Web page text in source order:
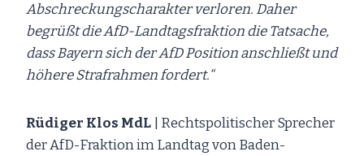
Abschreckungscharakter verloren. Daher
begrüßt die AfD-Landtagsfraktion die Tatsache,
dass Bayern sich der AfD Position anschließt und
höhere Strafrahmen fordert.“
Rüdiger Klos MdL
| Rechtspolitischer Sprecher
der AfD-Fraktion im Landtag von Baden-